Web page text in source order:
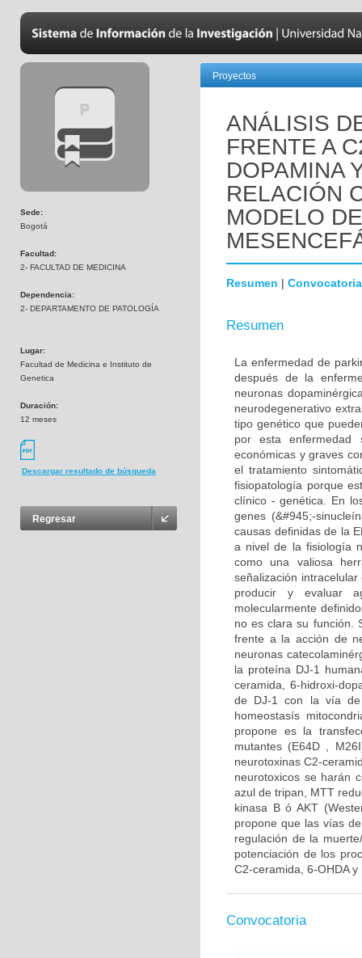
Sede:
Bogotá
Facultad:
2- FACULTAD DE MEDICINA
Dependencia:
2- DEPARTAMENTO DE PATOLOGÍA
Lugar:
Facultad de Medicina e Instituto de
Genetica
Duración:
12 meses
Descargar resultado de búsqueda
Regresar
Proyectos
ANÁLISIS
FRENTE A
DOPAMINA
RELACIÓN
MODELO
Resumen | Convocatoria
Resumen
La enfermedad de
después de la
neuronas
neurodegenerativo
tipo genético que
por esta enfermedad
económicas y graves
el tratamiento
fisiopatología porque
clínico - genética. En
genes (&#945;-
causas definidas de la
a nivel de la fisiología
como una valiosa
señalización
producir y evaluar
molecularmente
no es clara su función.
frente a la acción de
neuronas
la proteína DJ-1
ceramida, 6-hidroxi-
de DJ-1 con la vía de
homeostasís
propone es la
mutantes (E64D ,
neurotoxinas C2-
neurotoxicos se harán
azul de tripan, MTT
kinasa B ó AKT
propone que las vías
regulación de la
potenciación de los
C2-ceramida, 6-OHDA
Convocatoria